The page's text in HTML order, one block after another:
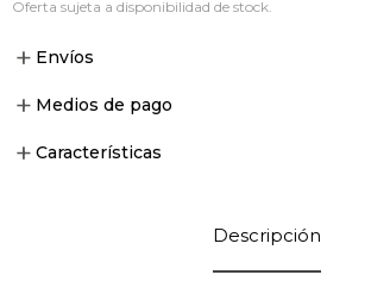
Oferta sujeta a disponibilidad de stock.
Envíos
Medios de pago
Características
Descripción